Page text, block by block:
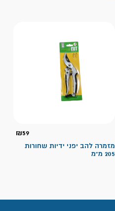
₪59
מזמרה להב יפני ידיות שחורות
205 מ"מ